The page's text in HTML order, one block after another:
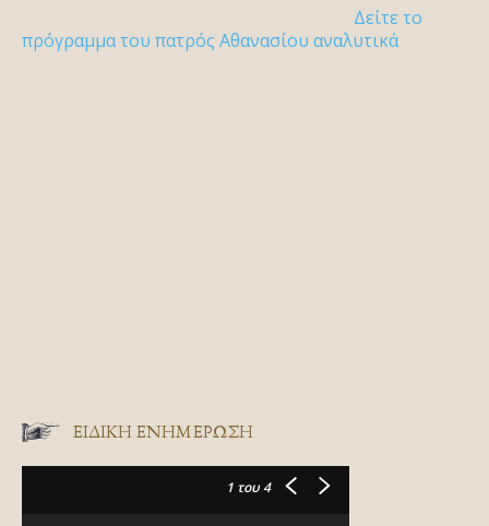
Δείτε το
πρόγραμμα του πατρός Αθανασίου αναλυτικά
ΕΙΔΙΚΉ ΕΝΗΜΈΡΩΣΗ
1 του 4